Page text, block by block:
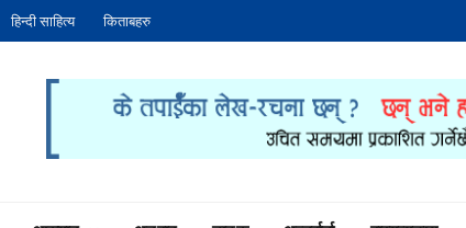
हिन्दी साहित्य किताबहरु